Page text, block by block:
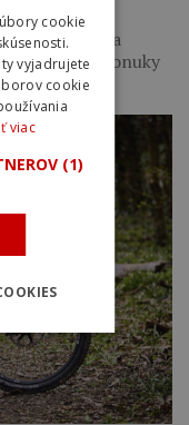
bicyklov a
Šírka jeho ponuky
cookie
vyjadrujete
cookie
viac
(1)